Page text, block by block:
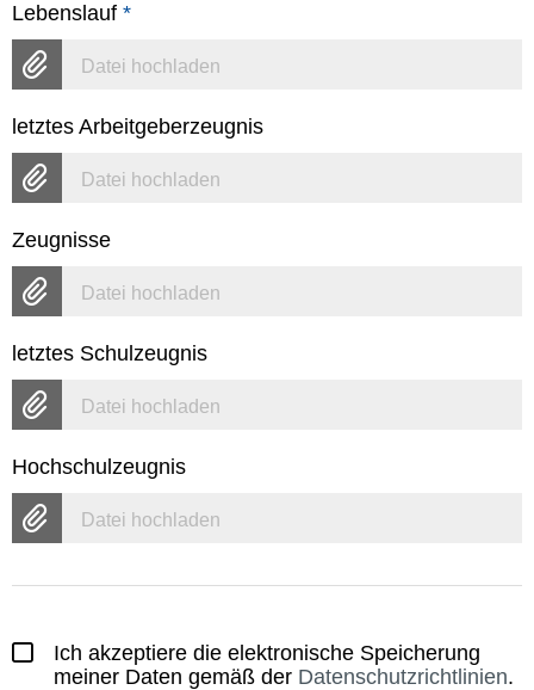
Lebenslauf *
Datei hochladen
letztes Arbeitgeberzeugnis
Datei hochladen
Zeugnisse
Datei hochladen
letztes Schulzeugnis
Datei hochladen
Hochschulzeugnis
Datei hochladen
Ich akzeptiere die elektronische Speicherung
meiner Daten gemäß der Datenschutzrichtlinien.